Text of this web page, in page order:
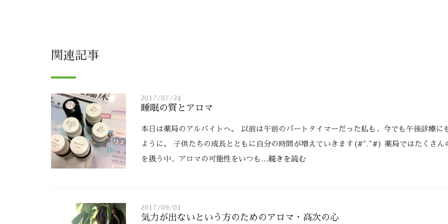
関連記事
2017/07/24
睡眠の質とアロマ
本日は薬局のアルバイトへ。 以前は午前のパートタイマーだった私も、今でも午後診療に
ように。 子供たちの成長とともに自分の時間が増えていきます(#^.^#) 薬局ではたくさん
を扱う中、アロマの可能性をいつも …続きを読む
2017/09/01
気力が出ないという方のためのアロマ・高次の心